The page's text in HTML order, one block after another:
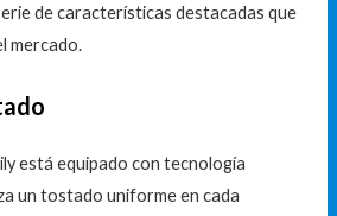
de características destacadas que
mercado.
está equipado con tecnología
un tostado uniforme en cada